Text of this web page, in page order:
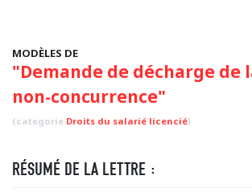
MODÈLES DE
"Demande de décharge de
non-concurrence"
(categorie Droits du salarié licencié)
RÉSUMÉ DE LA LETTRE :